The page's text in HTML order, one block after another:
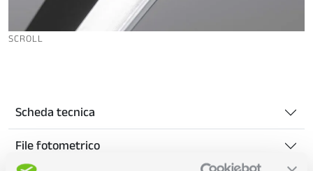
SCROLL
Scheda tecnica
File fotometrico